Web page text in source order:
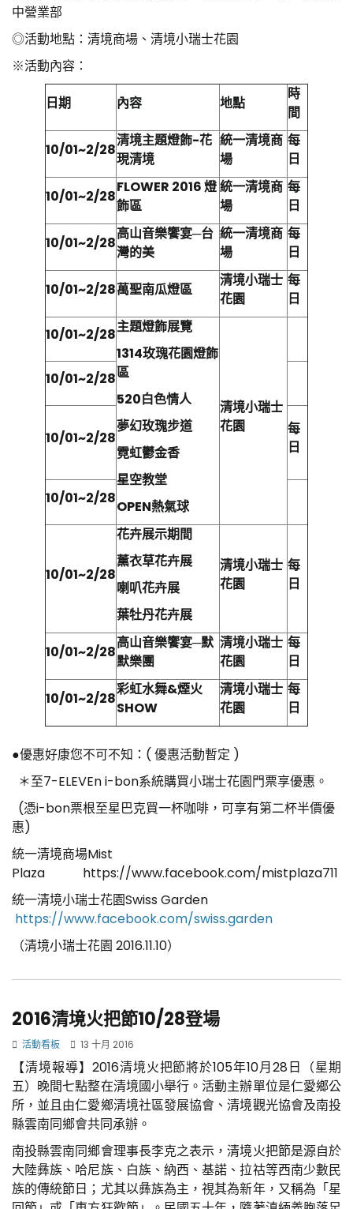
中營業部
◎活動地點：清境商場、清境小瑞士花園
※活動內容：
日期 內容 地點
時
間
10/01~2/28
清境主題燈飾-花
現清境
統一清境商
場
每
日
10/01~2/28
FLOWER 2016燈
飾區
統一清境商
場
每
日
10/01~2/28
高山音樂饗宴─台
灣的美
統一清境商
場
每
日
10/01~2/28萬聖南瓜燈區
清境小瑞士
花園
每
日
10/01~2/28主題燈飾展覽
1314玫瑰花園燈飾
區
520白色情人
夢幻玫瑰步道
霓虹鬱金香
星空教堂
OPEN熱氣球
清境小瑞士
花園
10/01~2/28
10/01~2/28
每
日
10/01~2/28
10/01~2/28
花卉展示期間
薰衣草花卉展
喇叭花卉展
葉牡丹花卉展
清境小瑞士
花園
每
日
10/01~2/28
高山音樂饗宴─默
默樂團
清境小瑞士
花園
每
日
10/01~2/28
彩虹水舞&煙火
SHOW
清境小瑞士
花園
每
日
●優惠好康您不可不知：( 優惠活動暫定 )
＊至7-ELEVEn i-bon系統購買小瑞士花園門票享優惠。
(憑i-bon票根至星巴克買一杯咖啡，可享有第二杯半價優
惠)
統一清境商場Mist
Plaza https://www.facebook.com/mistplaza711
統一清境小瑞士花園Swiss Garden
https://www.facebook.com/swiss.garden
（清境小瑞士花園 2016.11.10）
2016清境火把節10/28登場
活動看板 13 十月 2016
【清境報導】2016清境火把節將於105年10月28日（星期
五）晚間七點整在清境國小舉行。活動主辦單位是仁愛鄉公
所，並且由仁愛鄉清境社區發展協會、清境觀光協會及南投
縣雲南同鄉會共同承辦。
南投縣雲南同鄉會理事長李克之表示，清境火把節是源自於
大陸彝族、哈尼族、白族、納西、基諾、拉祜等西南少數民
族的傳統節日；尤其以彝族為主，視其為新年，又稱為「星